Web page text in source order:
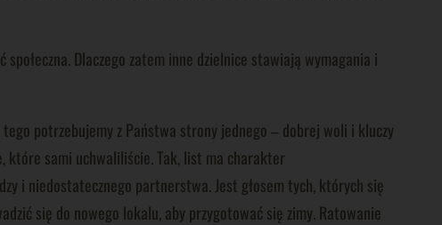
Dlaczego zatem inne dzielnice stawiają wymagania i
potrzebujemy z Państwa strony jednego – dobrej woli i kluczy
które sami uchwaliliście. Tak, list ma charakter
i niedostatecznego partnerstwa. Jest głosem tych, których się
się do nowego lokalu, aby przygotować się zimy. Ratowanie